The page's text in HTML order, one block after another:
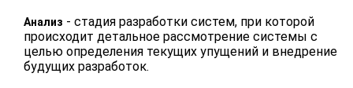
Анализ - стадия разработки систем, при которой
происходит детальное рассмотрение системы с
целью определения текущих упущений и внедрение
будущих разработок.